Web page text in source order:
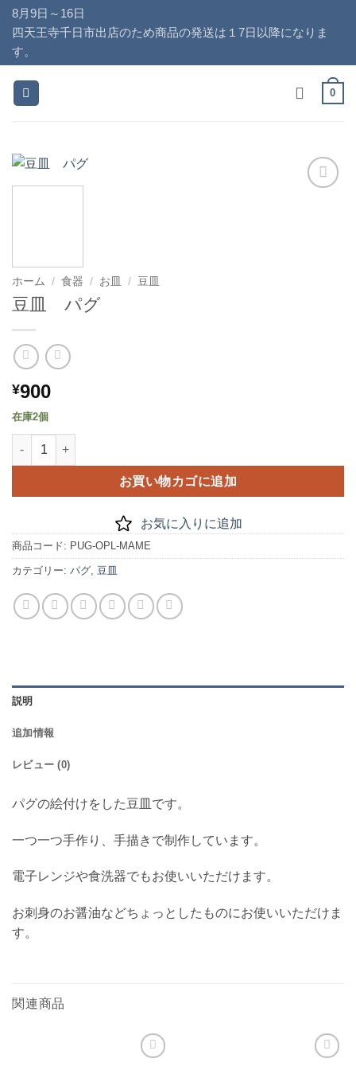
Skip
content
8月9日～16日
四天王寺千日市出店のため商品の発送は１7日以降になりま
す。
0
ホーム / 食器 / お皿 / 豆皿
豆皿 パグ
¥900
在庫2個
豆皿 パグ個
お買い物カゴに追加
お気に入りに追加
商品コード: PUG-OPL-MAME
カテゴリー: パグ 豆皿
説明
追加情報
レビュー (0)
パグの絵付けをした豆皿です。
一つ一つ手作り、手描きで制作しています。
電子レンジや食洗器でもお使いいただけます。
お刺身のお醤油などちょっとしたものにお使いいただけま
す。
関連商品